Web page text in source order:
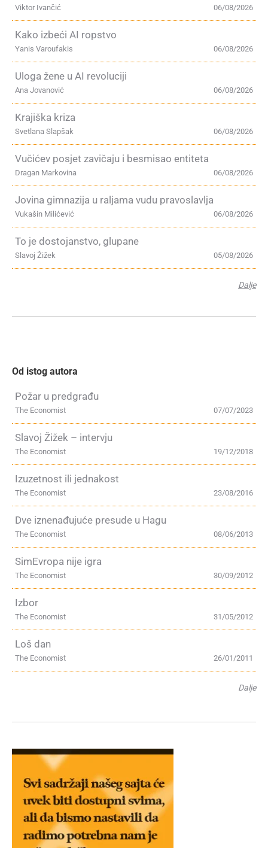
06/08/2026
Viktor Ivančić
Kako izbeći AI ropstvo
06/08/2026
Yanis Varoufakis
Uloga žene u AI revoluciji
06/08/2026
Ana Jovanović
Krajiška kriza
06/08/2026
Svetlana Slapšak
Vučićev posjet zavičaju i besmisao entiteta
06/08/2026
Dragan Markovina
Jovina gimnazija u raljama vudu pravoslavlja
06/08/2026
Vukašin Milićević
To je dostojanstvo, glupane
05/08/2026
Slavoj Žižek
Dalje
Od istog autora
Požar u predgrađu
07/07/2023
The Economist
Slavoj Žižek – intervju
19/12/2018
The Economist
Izuzetnost ili jednakost
23/08/2016
The Economist
Dve iznenađujuće presude u Hagu
08/06/2013
The Economist
SimEvropa nije igra
30/09/2012
The Economist
Izbor
31/05/2012
The Economist
Loš dan
26/01/2011
The Economist
Dalje